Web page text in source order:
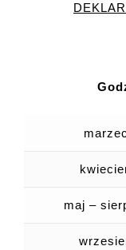
marzec
maj –